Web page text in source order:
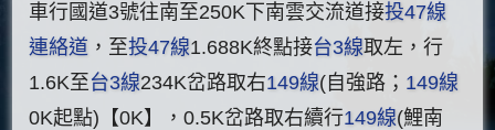
車行國道3號往南至250K下南雲交流道接投47線
連絡道 ，至投47線1.688K終點接台3線取左，行
1.6K至台3線234K岔路取右149線(自強路； 149線
0K起點)【0K】，0.5K岔路取右續行149線(鯉南